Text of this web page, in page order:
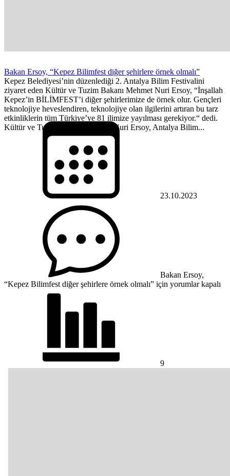
Bakan Ersoy, “Kepez Bilimfest diğer şehirlere örnek olmalı”
Kepez Belediyesi’nin düzenlediği 2. Antalya Bilim Festivalini
ziyaret eden Kültür ve Tuzim Bakanı Mehmet Nuri Ersoy, “İnşallah
Kepez’in BİLİMFEST’i diğer şehirlerimize de örnek olur. Gençleri
teknolojiye heveslendiren, teknolojiye olan ilgilerini artıran bu tarz
etkinliklerin tüm Türkiye’ye 81 ilimize yayılması gerekiyor.“ dedi.
Kültür ve Tuzim Bakanı Mehmet Nuri Ersoy, Antalya Bilim...
23.10.2023
Bakan Ersoy,
“Kepez Bilimfest diğer şehirlere örnek olmalı” için yorumlar kapalı
9